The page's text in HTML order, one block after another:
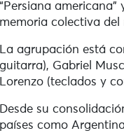
“Persiana
memoria colectiva del
La agrupación está
guitarra), Gabriel
Lorenzo (teclados y
Desde su
países como